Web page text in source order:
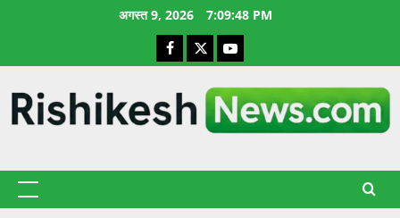
अगस्त 9, 2026 7:09:49 PM
Facebook
X YouTube
प्राथमिक